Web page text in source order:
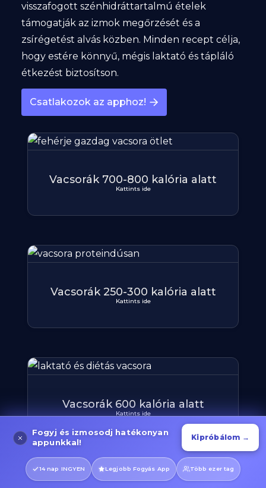
visszafogott szénhidráttartalmú ételek
támogatják az izmok megőrzését és a
zsírégetést alvás közben. Minden recept célja,
hogy estére könnyű, mégis laktató és tápláló
étkezést biztosítson.
Csatlakozok az apphoz!
Vacsorák 700-800 kalória alatt
Kattints ide
Vacsorák 250-300 kalória alatt
Kattints ide
Vacsorák 600 kalória alatt
Kattints ide
Fogyj és izmosodj hatékonyan
appunkkal!
Kipróbálom →
14 nap INGYEN Legjobb Fogyás App Több ezer tag